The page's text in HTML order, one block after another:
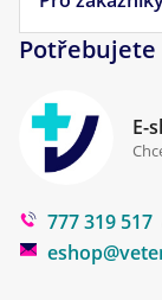
Pamlsky pro
Reklamace a
Cookies a
Klinika
Poradna
Blog
E-
777 319 517